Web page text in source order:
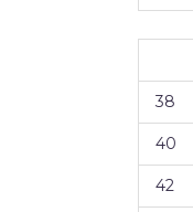
38
40
42